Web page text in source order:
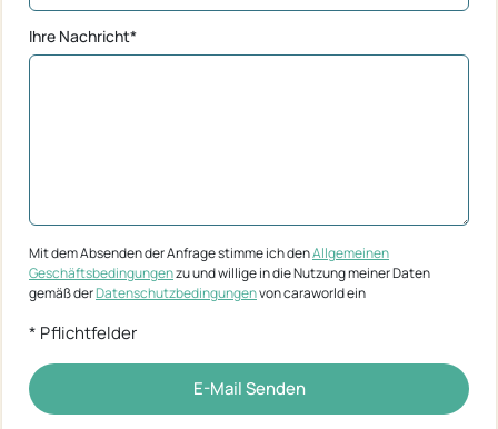
Ihre Nachricht*
Mit dem Absenden der Anfrage stimme ich denAllgemeinen
Geschäftsbedingungenzu und willige in die Nutzung meiner Daten
gemäß derDatenschutzbedingungenvon caraworld ein
* Pflichtfelder
E-Mail Senden